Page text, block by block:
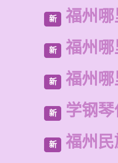
新 福州
新 福州
新 福州
新 学钢
新 福州